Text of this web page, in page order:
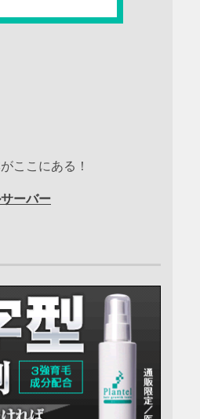
ここにある！
ーバー